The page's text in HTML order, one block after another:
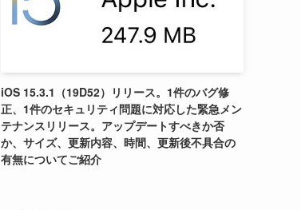
iOS 15.3.1（19D52）リリース。1件のバグ修
正、1件のセキュリティ問題に対応した緊急メン
テナンスリリース。アップデートすべきか否
か、サイズ、更新内容、時間、更新後不具合の
有無についてご紹介